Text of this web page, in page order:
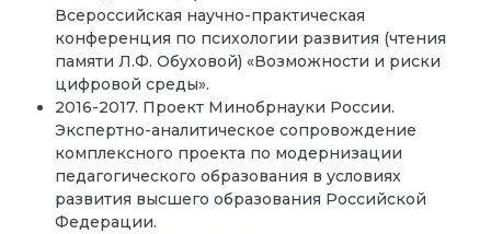
Всероссийская научно-практическая
конференция по психологии развития (чтения
памяти Л.Ф. Обуховой) «Возможности и риски
цифровой среды».
2016-2017. Проект Минобрнауки России.
Экспертно-аналитическое сопровождение
комплексного проекта по модернизации
педагогического образования в условиях
развития высшего образования Российской
Федерации.